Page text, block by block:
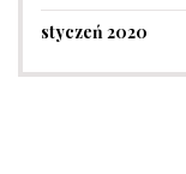
styczeń 2020